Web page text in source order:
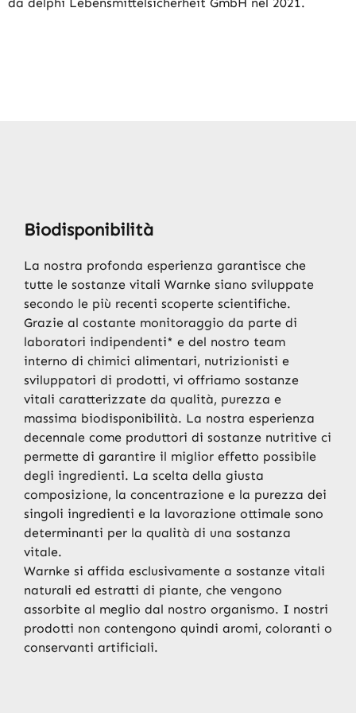
Biodisponibilità
La nostra profonda esperienza garantisce che
tutte le sostanze vitali Warnke siano sviluppate
secondo le più recenti scoperte scientifiche.
Grazie al costante monitoraggio da parte di
laboratori indipendenti* e del nostro team
interno di chimici alimentari, nutrizionisti e
sviluppatori di prodotti, vi offriamo sostanze
vitali caratterizzate da qualità, purezza e
massima biodisponibilità. La nostra esperienza
decennale come produttori di sostanze nutritive ci
permette di garantire il miglior effetto possibile
degli ingredienti. La scelta della giusta
composizione, la concentrazione e la purezza dei
singoli ingredienti e la lavorazione ottimale sono
determinanti per la qualità di una sostanza
vitale.
Warnke si affida esclusivamente a sostanze vitali
naturali ed estratti di piante, che vengono
assorbite al meglio dal nostro organismo. I nostri
prodotti non contengono quindi aromi, coloranti o
conservanti artificiali.